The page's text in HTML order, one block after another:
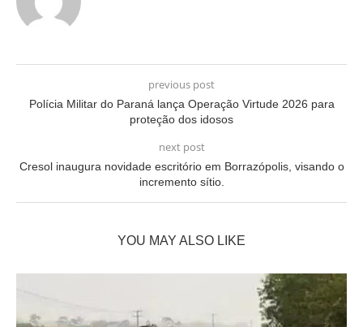
previous post
Polícia Militar do Paraná lança Operação Virtude 2026 para
proteção dos idosos
next post
Cresol inaugura novidade escritório em Borrazópolis, visando o
incremento sítio.
YOU MAY ALSO LIKE